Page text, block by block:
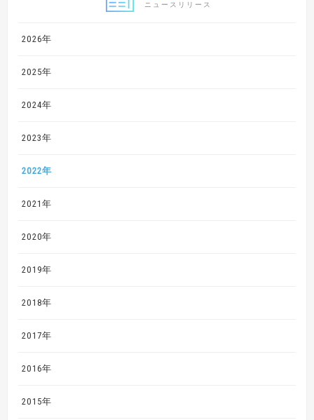
ニュースリリース
2026年
2025年
2024年
2023年
2022年
2021年
2020年
2019年
2018年
2017年
2016年
2015年